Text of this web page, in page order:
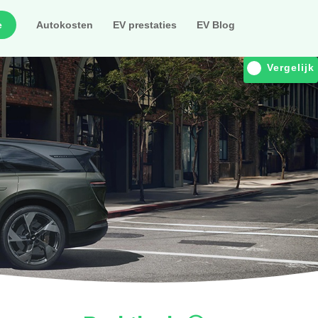
Autokosten EV prestaties EV Blog
Vergelijk